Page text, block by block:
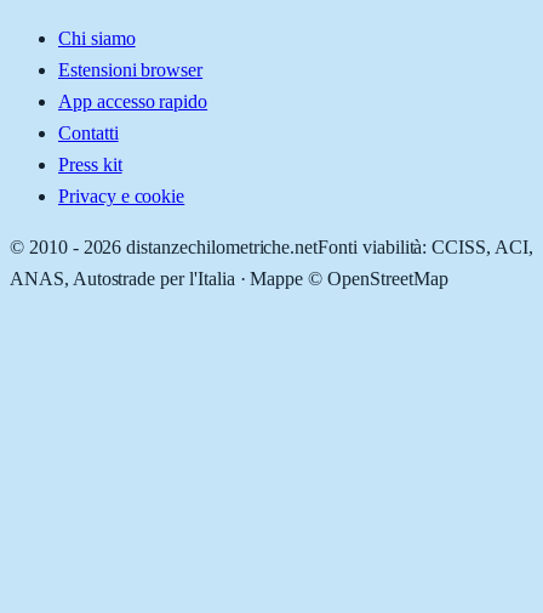
Chi siamo
Estensioni browser
App accesso rapido
Contatti
Press kit
Privacy e cookie
© 2010 - 2026 distanzechilometriche.netFonti viabilità: CCISS, ACI,
ANAS, Autostrade per l'Italia · Mappe © OpenStreetMap